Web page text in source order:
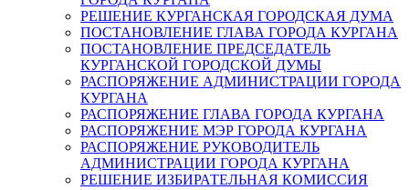
РЕШЕНИЕ КУРГАНСКАЯ ГОРОДСКАЯ ДУМА
ПОСТАНОВЛЕНИЕ ГЛАВА ГОРОДА КУРГАНА
ПОСТАНОВЛЕНИЕ ПРЕДСЕДАТЕЛЬ
КУРГАНСКОЙ ГОРОДСКОЙ ДУМЫ
РАСПОРЯЖЕНИЕ АДМИНИСТРАЦИИ ГОРОДА
КУРГАНА
РАСПОРЯЖЕНИЕ ГЛАВА ГОРОДА КУРГАНА
РАСПОРЯЖЕНИЕ МЭР ГОРОДА КУРГАНА
РАСПОРЯЖЕНИЕ РУКОВОДИТЕЛЬ
АДМИНИСТРАЦИИ ГОРОДА КУРГАНА
РЕШЕНИЕ ИЗБИРАТЕЛЬНАЯ КОМИССИЯ